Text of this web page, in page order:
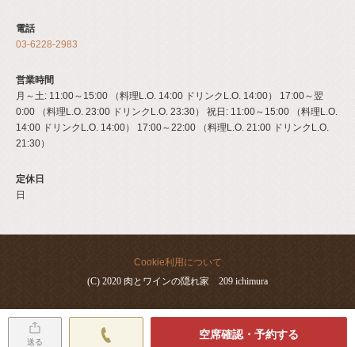
電話
03-6228-2983
営業時間
月～土: 11:00～15:00 （料理L.O. 14:00 ドリンクL.O. 14:00） 17:00～翌
0:00 （料理L.O. 23:00 ドリンクL.O. 23:30） 祝日: 11:00～15:00 （料理L.O.
14:00 ドリンクL.O. 14:00） 17:00～22:00 （料理L.O. 21:00 ドリンクL.O.
21:30）
定休日
日
Cookie利用について
(C) 2020 肉とワインの隠れ家 209 ichimura
送る
空席確認・予約する